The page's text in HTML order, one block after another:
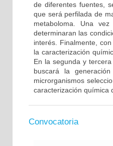
de diferentes fuentes,
que será perfilada de
metaboloma. Una
determinaran las
interés. Finalmente,
la caracterización
En la segunda y
buscará la
microrganismos
caracterización química
Convocatoria